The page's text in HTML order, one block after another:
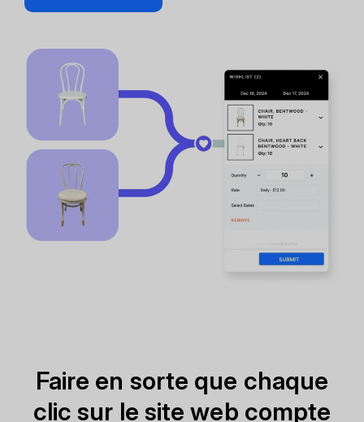
Faire en sorte que chaque
clic sur le site web compte